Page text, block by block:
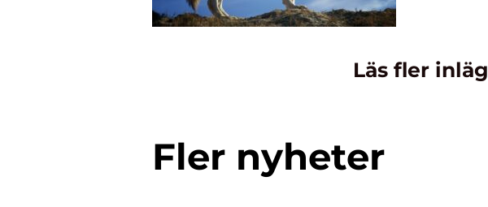
Läs fler
Fler nyheter